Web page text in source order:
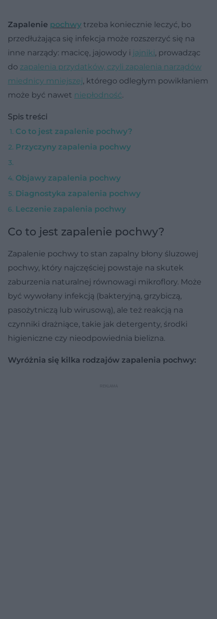
Zapalenie pochwy trzeba koniecznie leczyć, bo
przedłużająca się infekcja może rozszerzyć się na
inne narządy: macicę, jajowody i jajniki, prowadząc
do zapalenia przydatków, czyli zapalenia narządów
miednicy mniejszej, którego odległym powikłaniem
może być nawet niepłodność.
Spis treści
Co to jest zapalenie pochwy?
Przyczyny zapalenia pochwy
Objawy zapalenia pochwy
Diagnostyka zapalenia pochwy
Leczenie zapalenia pochwy
Co to jest zapalenie pochwy?
Zapalenie pochwy to stan zapalny błony śluzowej
pochwy, który najczęściej powstaje na skutek
zaburzenia naturalnej równowagi mikroflory. Może
być wywołany infekcją (bakteryjną, grzybiczą,
pasożytniczą lub wirusową), ale też reakcją na
czynniki drażniące, takie jak detergenty, środki
higieniczne czy nieodpowiednia bielizna.
Wyróżnia się kilka rodzajów zapalenia pochwy: